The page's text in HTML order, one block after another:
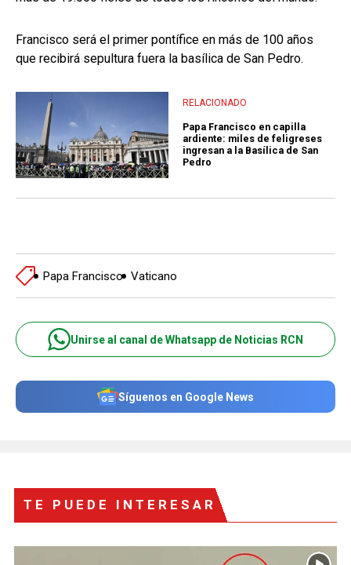
Francisco será el primer pontífice en más de 100 años
que recibirá sepultura fuera la basílica de San Pedro.
RELACIONADO
Papa Francisco en capilla
ardiente: miles de feligreses
ingresan a la Basílica de San
Pedro
Papa Francisco Vaticano
Unirse al canal de Whatsapp de Noticias RCN
Síguenos en Google News
TE PUEDE INTERESAR